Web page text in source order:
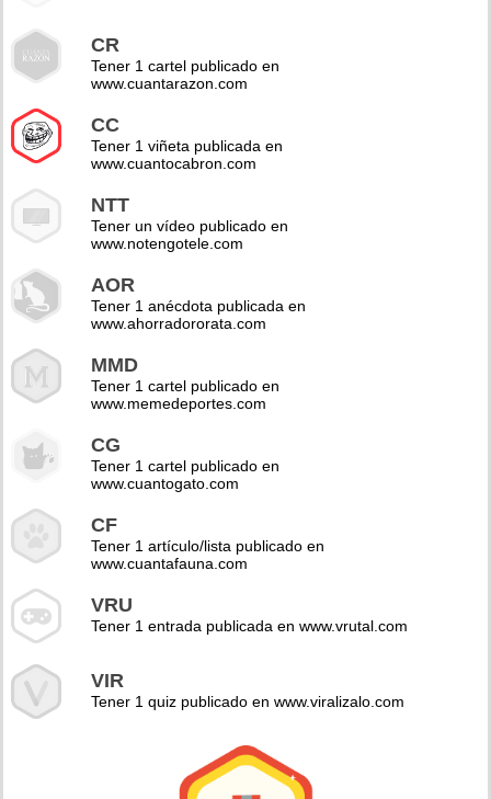
CR
Tener 1 cartel publicado en
www.cuantarazon.com
CC
Tener 1 viñeta publicada en
www.cuantocabron.com
NTT
Tener un vídeo publicado en
www.notengotele.com
AOR
Tener 1 anécdota publicada en
www.ahorradororata.com
MMD
Tener 1 cartel publicado en
www.memedeportes.com
CG
Tener 1 cartel publicado en
www.cuantogato.com
CF
Tener 1 artículo/lista publicado en
www.cuantafauna.com
VRU
Tener 1 entrada publicada en www.vrutal.com
VIR
Tener 1 quiz publicado en www.viralizalo.com